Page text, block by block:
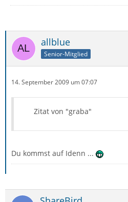
allblue
Senior-Mitglied
14. September 2009 um 07:07
Zitat von "graba"
Du kommst auf Idenn ...